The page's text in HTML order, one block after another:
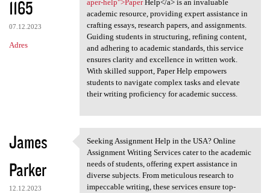
1165
07.12.2023
Adres
aper-help">PaperHelp</a> is an invaluable
academic resource, providing expert assistance in
crafting essays, research papers, and assignments.
Guiding students in structuring, refining content,
and adhering to academic standards, this service
ensures clarity and excellence in written work.
With skilled support, Paper Help empowers
students to navigate complex tasks and elevate
their writing proficiency for academic success.
James
Parker
12.12.2023
Seeking Assignment Help in
Seeking Assignment Help in the USA? Online
Assignment Writing Services cater to the academic
needs of students, offering expert assistance in
diverse subjects. From meticulous research to
impeccable writing, these services ensure top-